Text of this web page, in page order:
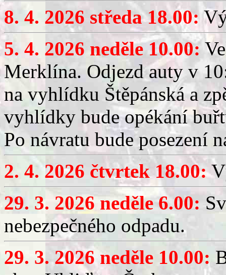
8. 4. 2026 středa 18.00:
5. 4. 2026 neděle 10.00:
Merklína. Odjezd auty v
na vyhlídku Štěpánská a
vyhlídky bude opékání
Po návratu bude posezení
2. 4. 2026 čtvrtek 18.00:
29. 3. 2026 neděle 6.00:
nebezpečného odpadu.
29. 3. 2026 neděle 10.00: